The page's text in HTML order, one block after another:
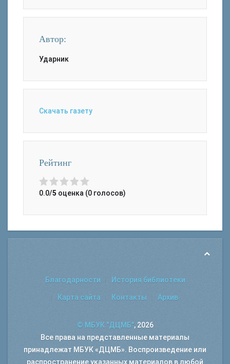
Автор:
Ударник
Скачать газету
Рейтинг
0.0/5 оценка (0 голосов)
Благодарности История библиотеки
Карта сайта Контакты Архив
© МБУК "ДЦМБ", 2026
Все права на представленные материалы
принадлежат МБУК «ДЦМБ». Воспроизведение или
распространение указанных материалов в любой